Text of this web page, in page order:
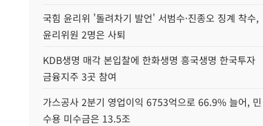
국힘 윤리위 '돌려차기 발언' 서범수·진종오 징계 착수,
윤리위원 2명은 사퇴
KDB생명 매각 본입찰에 한화생명 흥국생명 한국투자
금융지주 3곳 참여
가스공사 2분기 영업이익 6753억으로 66.9% 늘어, 민
수용 미수금은 13.5조